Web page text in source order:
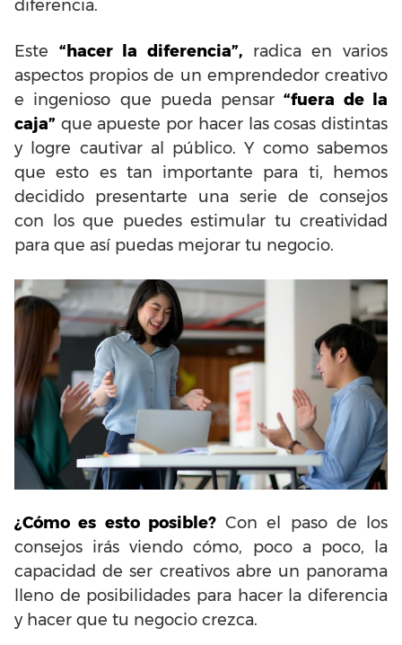
diferencia.
Este “hacer la diferencia”, radica en varios
aspectos propios de un emprendedor creativo
e ingenioso que pueda pensar“fuera de la
caja” que apueste por hacer las cosas distintas
y logre cautivar al público. Y como sabemos
que esto es tan importante para ti, hemos
decidido presentarte una serie de consejos
con los que puedes estimular tu creatividad
para que así puedas mejorar tu negocio.
¿Cómo es esto posible?Con el paso de los
consejos irás viendo cómo, poco a poco, la
capacidad de ser creativos abre un panorama
lleno de posibilidades para hacer la diferencia
y hacer que tu negocio crezca.